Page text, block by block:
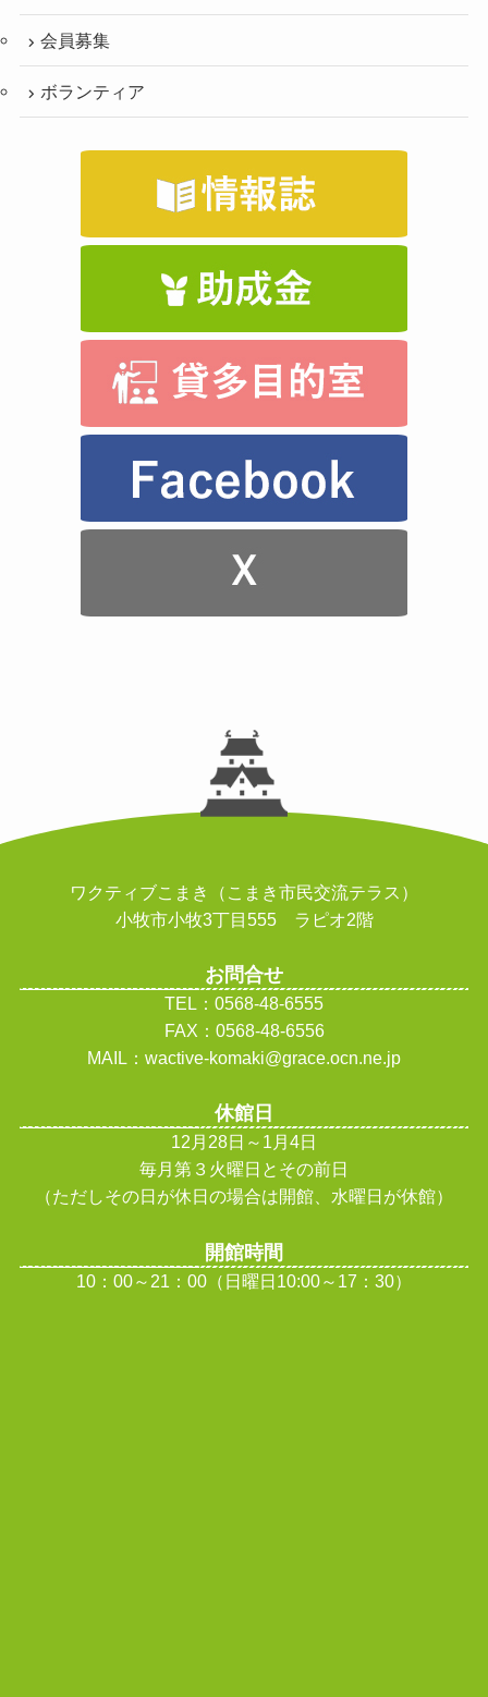
会員募集
ボランティア
ワクティブこまき（こまき市民交流テラス）
小牧市小牧3丁目555 ラピオ2階
お問合せ
TEL：0568-48-6555
FAX：0568-48-6556
MAIL：wactive-komaki@grace.ocn.ne.jp
休館日
12月28日～1月4日
毎月第３火曜日とその前日
（ただしその日が休日の場合は開館、水曜日が休館）
開館時間
10：00～21：00（日曜日10:00～17：30）